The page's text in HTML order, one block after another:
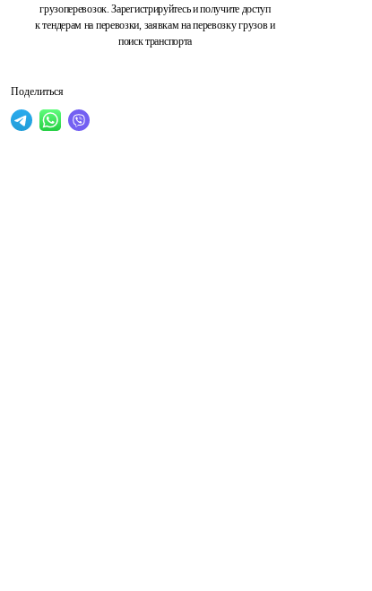
грузоперевозок. Зарегистрируйтесь и получите доступ
к тендерам на перевозки, заявкам на перевозку грузов и
поиск транспорта
Поделиться